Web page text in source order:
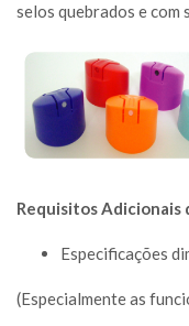
selos quebrados e com
Requisitos Adicionais
Especificações
(Especialmente as